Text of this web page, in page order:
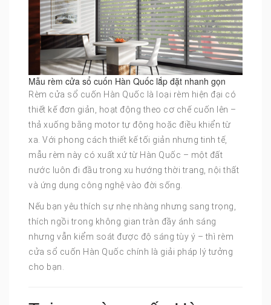
Mẫu rèm cửa sổ cuốn Hàn Quốc lắp đặt nhanh gọn
Rèm cửa sổ cuốn Hàn Quốc là loại rèm hiện đại có
thiết kế đơn giản, hoạt động theo cơ chế cuốn lên –
thả xuống bằng motor tự động hoặc điều khiển từ
xa. Với phong cách thiết kế tối giản nhưng tinh tế,
mẫu rèm này có xuất xứ từ Hàn Quốc – một đất
nước luôn đi đầu trong xu hướng thời trang, nội thất
và ứng dụng công nghệ vào đời sống.
Nếu bạn yêu thích sự nhẹ nhàng nhưng sang trọng,
thích ngồi trong không gian tràn đầy ánh sáng
nhưng vẫn kiểm soát được độ sáng tùy ý – thì rèm
cửa sổ cuốn Hàn Quốc chính là giải pháp lý tưởng
cho bạn.